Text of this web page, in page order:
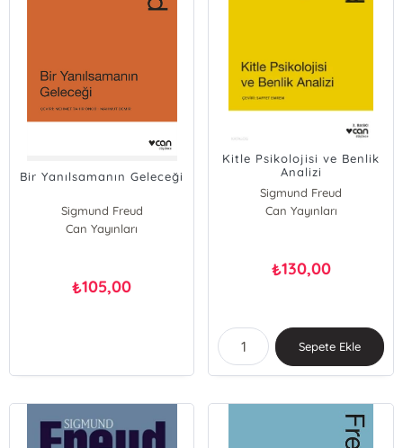
Bir Yanılsamanın Geleceği
Sigmund Freud
Can Yayınları
₺105,00
Kitle Psikolojisi ve Benlik
Analizi
Sigmund Freud
Can Yayınları
₺130,00
Sepete Ekle